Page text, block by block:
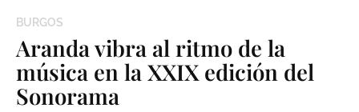
BURGOS
Aranda vibra al ritmo de la
música en la XXIX edición del
Sonorama